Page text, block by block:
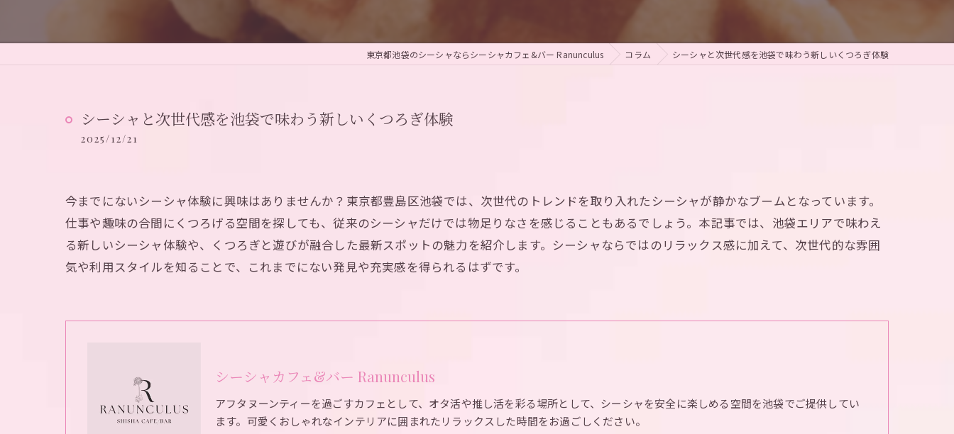
東京都池袋のシーシャならシーシャカフェ&バー Ranunculus コラム シーシャと次世代感を池袋で味わう新しいくつろぎ体験
シーシャと次世代感を池袋で味わう新しいくつろぎ体験
2025/12/21
今までにないシーシャ体験に興味はありませんか？東京都豊島区池袋では、次世代のトレンドを取り入れたシーシャが静かなブームとなっています。
仕事や趣味の合間にくつろげる空間を探しても、従来のシーシャだけでは物足りなさを感じることもあるでしょう。本記事では、池袋エリアで味わえ
る新しいシーシャ体験や、くつろぎと遊びが融合した最新スポットの魅力を紹介します。シーシャならではのリラックス感に加えて、次世代的な雰囲
気や利用スタイルを知ることで、これまでにない発見や充実感を得られるはずです。
シーシャカフェ&バー Ranunculus
アフタヌーンティーを過ごすカフェとして、オタ活や推し活を彩る場所として、シーシャを安全に楽しめる空間を池袋でご提供してい
ます。可愛くおしゃれなインテリアに囲まれたリラックスした時間をお過ごしください。